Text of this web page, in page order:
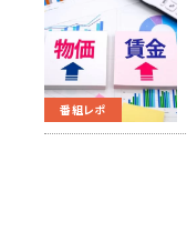
番組レポ